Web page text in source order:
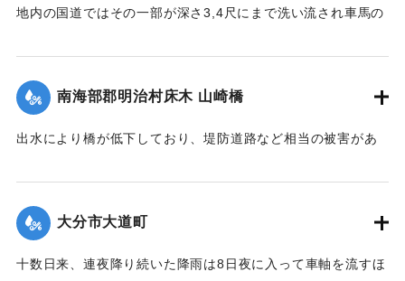
地内の国道ではその一部が深さ3,4尺にまで洗い流され車馬の
｜固有コード:
南海部郡明治村床木 山崎橋
出水により橋が低下しており、堤防道路など相当の被害があ
｜固有コード:
大分市大道町
十数日来、連夜降り続いた降雨は8日夜に入って車軸を流すほ